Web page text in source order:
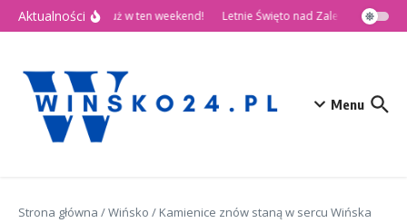
Przejdź do treści
Aktualności
🎉 Dni Wińska 2026 już w ten weekend! Letnie Święto nad Zalewem Słup
Menu
Strona główna /Wińsko / Kamienice znów staną w sercu Wińska